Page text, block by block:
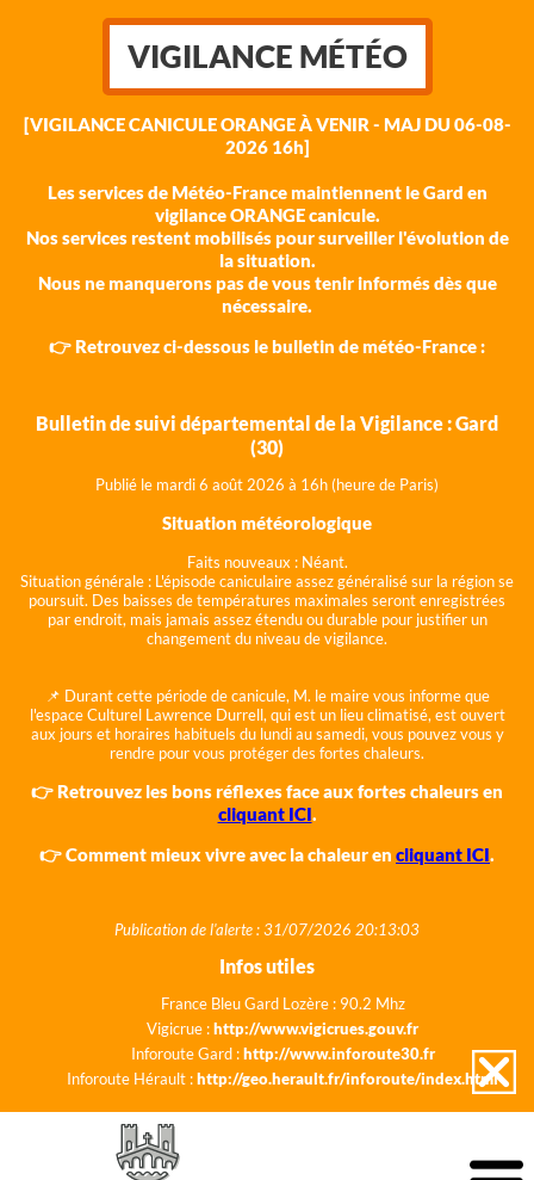
VIGILANCE MÉTÉO
[VIGILANCE CANICULE ORANGE À VENIR - MAJ DU 06-08-
2026 16h]
Les services de Météo-France maintiennent le Gard en
vigilance ORANGE canicule.
Nos services restent mobilisés pour surveiller l'évolution de
la situation.
Nous ne manquerons pas de vous tenir informés dès que
nécessaire.
👉 Retrouvez ci-dessous le bulletin de météo-France :
Bulletin de suivi départemental de la Vigilance : Gard
(30)
Publié le mardi 6 août 2026 à 16h (heure de Paris)
Situation météorologique
Faits nouveaux : Néant.
Situation générale : L'épisode caniculaire assez généralisé sur la région se
poursuit. Des baisses de températures maximales seront enregistrées
par endroit, mais jamais assez étendu ou durable pour justifier un
changement du niveau de vigilance.
📌 Durant cette période de canicule, M. le maire vous informe que
l'espace Culturel Lawrence Durrell, qui est un lieu climatisé, est ouvert
aux jours et horaires habituels du lundi au samedi, vous pouvez vous y
rendre pour vous protéger des fortes chaleurs.
👉 Retrouvez les bons réflexes face aux fortes chaleurs en
cliquant ICI.
👉 Comment mieux vivre avec la chaleur en cliquant ICI.
Publication de l'alerte : 31/07/2026 20:13:03
Infos utiles
France Bleu Gard Lozère : 90.2 Mhz
Vigicrue :http://www.vigicrues.gouv.fr
Inforoute Gard :http://www.inforoute30.fr
Inforoute Hérault :http://geo.herault.fr/inforoute/index.html